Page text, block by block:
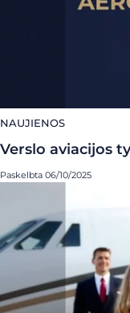
NAUJIENOS
Verslo aviacijos
Paskelbta 06/10/2025